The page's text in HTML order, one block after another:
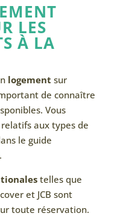
LES
À LA
logement sur
de connaître
Vous
aux types de
le guide
.
telles que
et JCB sont
toute réservation.